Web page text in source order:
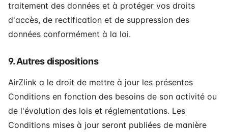
traitement des données et à protéger vos droits
d'accès, de rectification et de suppression des
données conformément à la loi.
9. Autres dispositions
AirZlink a le droit de mettre à jour les présentes
Conditions en fonction des besoins de son activité ou
de l'évolution des lois et réglementations. Les
Conditions mises à jour seront publiées de manière